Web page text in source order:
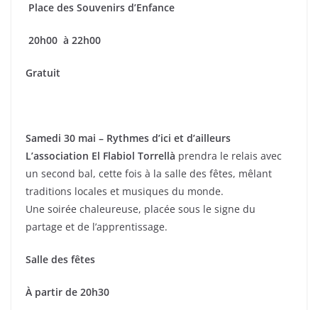
Place des Souvenirs d’Enfance
20h00 à 22h00
Gratuit
Samedi 30 mai – Rythmes d’ici et d’ailleurs
L’association El Flabiol Torrellà prendra le relais avec
un second bal, cette fois à la salle des fêtes, mêlant
traditions locales et musiques du monde.
Une soirée chaleureuse, placée sous le signe du
partage et de l’apprentissage.
Salle des fêtes
À partir de 20h30